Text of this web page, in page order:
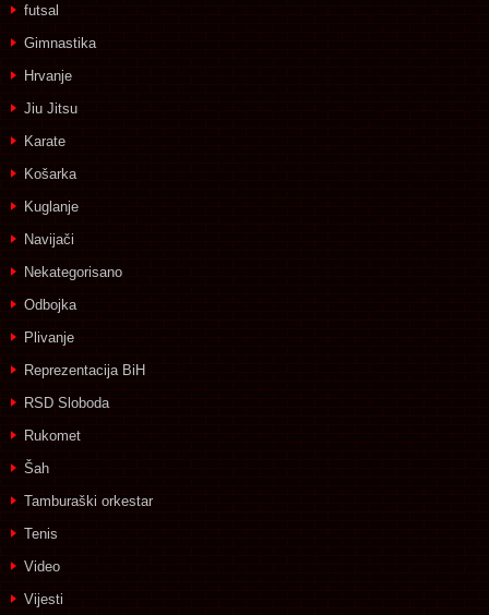
futsal
Gimnastika
Hrvanje
Jiu Jitsu
Karate
Košarka
Kuglanje
Navijači
Nekategorisano
Odbojka
Plivanje
Reprezentacija BiH
RSD Sloboda
Rukomet
Šah
Tamburaški orkestar
Tenis
Video
Vijesti